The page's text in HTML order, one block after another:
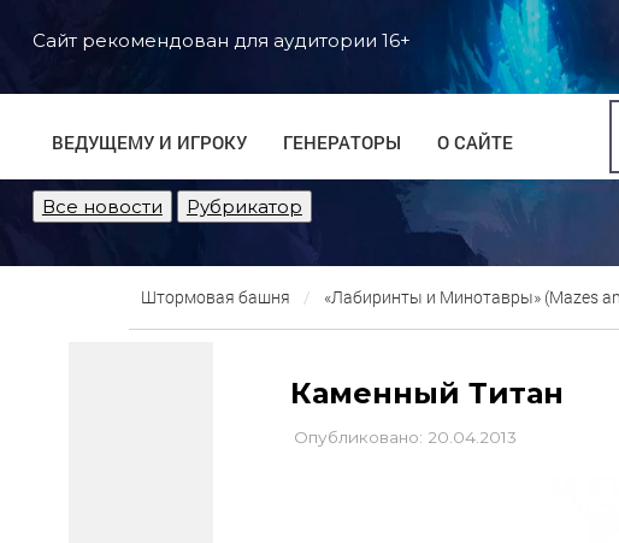
Сайт рекомендован для аудитории 16+
ВЕДУЩЕМУ И ИГРОКУ ГЕНЕРАТОРЫ О САЙТЕ
Все новости
Рубрикатор
Штормовая башня «Лабиринты и Минотавры» (Mazes
Каменный Титан
Опубликовано: 20.04.2013